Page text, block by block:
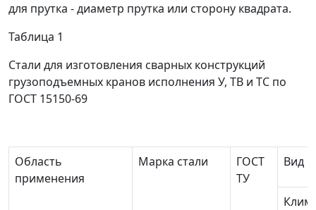
для прутка - диаметр прутка или сторону квадрата.
Таблица 1
Стали для изготовления сварных конструкций
грузоподъемных кранов исполнения У, ТВ и ТС по
ГОСТ 15150-69
Область
применения
Марка стали
ГОСТ
ТУ
Вид